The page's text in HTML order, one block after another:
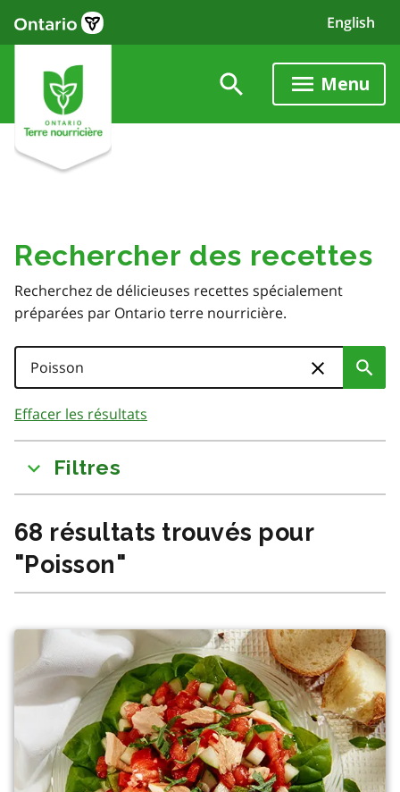
content
English
Menu
Rechercher des recettes
Recherchez de délicieuses recettes spécialement
préparées par Ontario terre nourricière.
Search
to
results
Effacer les résultats
Filtres
68 résultats trouvés pour
"Poisson"
Il y a eu un changement dans le contenu en raison du